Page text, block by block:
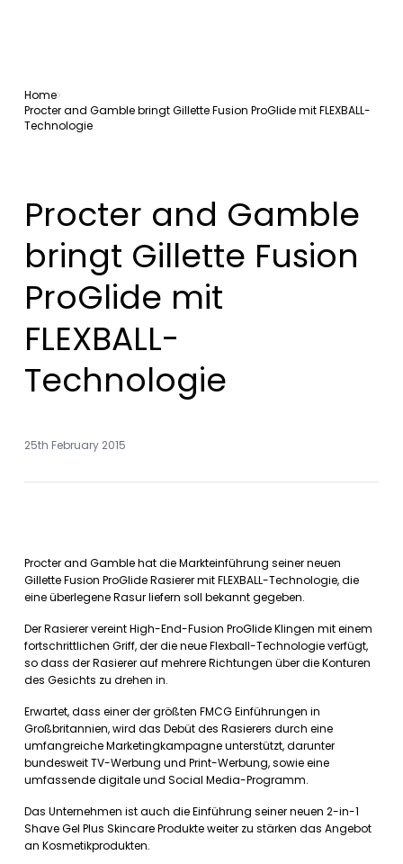
Home
Procter and Gamble bringt Gillette Fusion ProGlide mit FLEXBALL-
Technologie
Procter and Gamble
bringt Gillette Fusion
ProGlide mit
FLEXBALL-
Technologie
25th February 2015
Procter and Gamble hat die Markteinführung seiner neuen
Gillette Fusion ProGlide Rasierer mit FLEXBALL-Technologie, die
eine überlegene Rasur liefern soll bekannt gegeben.
Der Rasierer vereint High-End-Fusion ProGlide Klingen mit einem
fortschrittlichen Griff, der die neue Flexball-Technologie verfügt,
so dass der Rasierer auf mehrere Richtungen über die Konturen
des Gesichts zu drehen in.
Erwartet, dass einer der größten FMCG Einführungen in
Großbritannien, wird das Debüt des Rasierers durch eine
umfangreiche Marketingkampagne unterstützt, darunter
bundesweit TV-Werbung und Print-Werbung, sowie eine
umfassende digitale und Social Media-Programm.
Das Unternehmen ist auch die Einführung seiner neuen 2-in-1
Shave Gel Plus Skincare Produkte weiter zu stärken das Angebot
an Kosmetikprodukten.